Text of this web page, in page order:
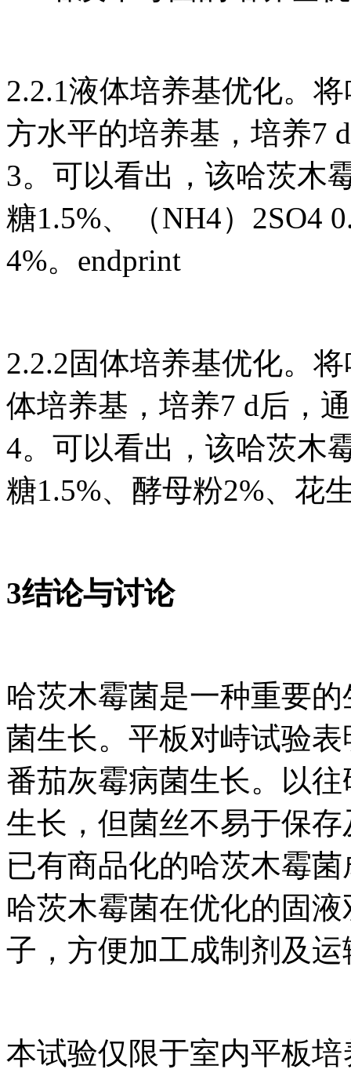
2.2.1液体培养基优化。
方水平的培养基，培养7
3。可以看出，该哈茨木
糖1.5%、（NH4）2SO4
4%。endprint
2.2.2固体培养基优化。
体培养基，培养7 d后，
4。可以看出，该哈茨木
糖1.5%、酵母粉2%、花
3结论与讨论
哈茨木霉菌是一种重要
菌生长。平板对峙试验
番茄灰霉病菌生长。以
生长，但菌丝不易于保
已有商品化的哈茨木霉
哈茨木霉菌在优化的固
子，方便加工成制剂及运
本试验仅限于室内平板